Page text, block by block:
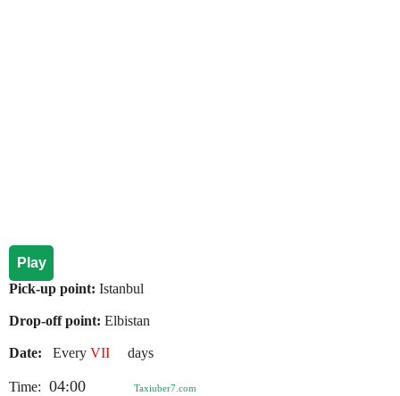
Play
Pick-up point: Istanbul
Drop-off point: Elbistan
Date: Every VII days
Time: 04:00 Taxiuber7.com